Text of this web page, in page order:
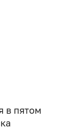
в пятом